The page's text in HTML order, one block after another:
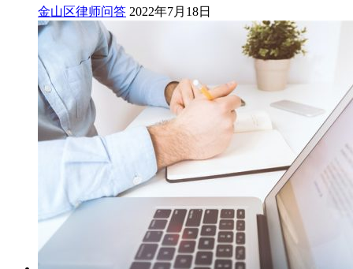
金山区律师问答 2022年7月18日